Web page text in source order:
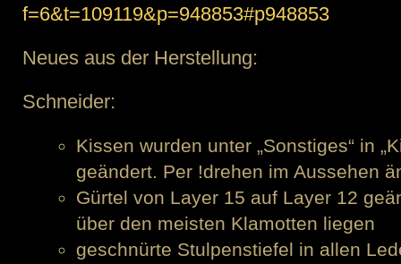
f=6&t=109119&p=948853#p948853
Neues aus der Herstellung:
Schneider:
Kissen wurden unter „Sonstiges“ in
geändert. Per !drehen im Aussehen
Gürtel von Layer 15 auf Layer 12
über den meisten Klamotten liegen
geschnürte Stulpenstiefel in allen